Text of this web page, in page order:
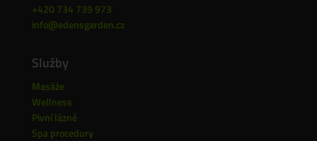
+420 734 739 973
info@edensgarden.cz
Služby
Masáže
Wellness
Pivní lázně
Spa procedury